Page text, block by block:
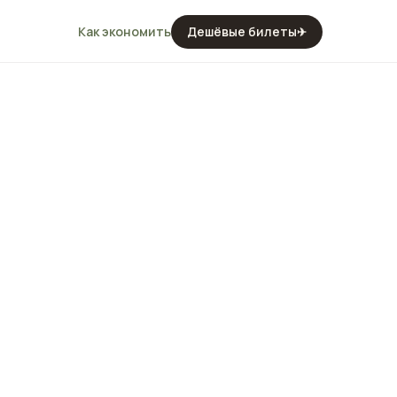
Как экономить Дешёвые билеты✈